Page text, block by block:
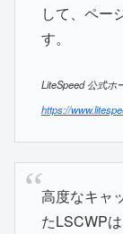
して、ペー
す。
LiteSpeed 公式ホ
https://
高度なキャ
たLSCWP